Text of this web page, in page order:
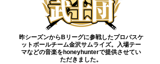
昨シーズンからBリーグに参戦したプロバスケ
ットボールチーム金沢サムライズ。入場テー
マなどの音楽をhoneyhunterで提供させてい
ただきました。